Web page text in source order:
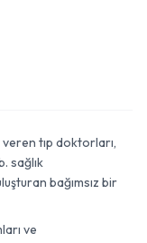
tıp doktorları,
sağlık
bağımsız bir
ve